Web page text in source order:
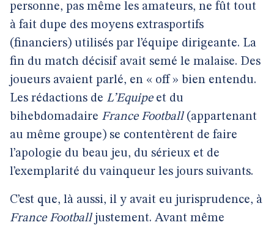
personne, pas même les amateurs, ne fût tout
à fait dupe des moyens extrasportifs
(financiers) utilisés par l’équipe dirigeante. La
fin du match décisif avait semé le malaise. Des
joueurs avaient parlé, en « off » bien entendu.
Les rédactions de L’Equipeet du
bihebdomadaire France Football(appartenant
au même groupe) se contentèrent de faire
l’apologie du beau jeu, du sérieux et de
l’exemplarité du vainqueur les jours suivants.
C’est que, là aussi, il y avait eu jurisprudence, à
France Footballjustement. Avant même